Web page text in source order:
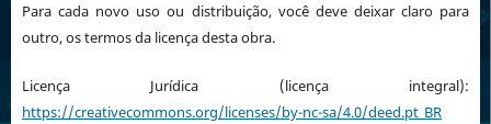
Para cada novo uso ou distribuição, você deve deixar claro para
outro, os termos da licença desta obra.
Licença Jurídica (licença integral):
https://creativecommons.org/licenses/by-nc-sa/4.0/deed.pt_BR